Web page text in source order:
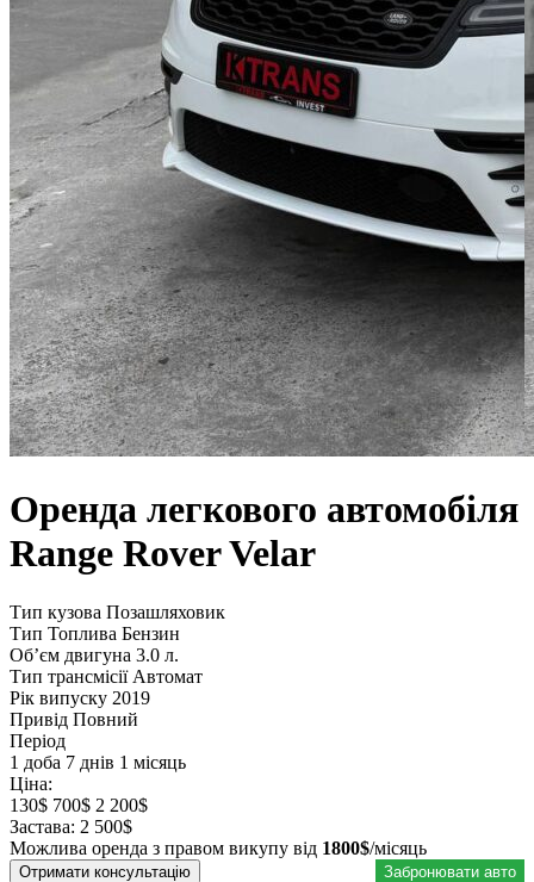
Оренда легкового автомобіля
Range Rover Velar
Тип кузова Позашляховик
Тип Топлива Бензин
Обʼєм двигуна 3.0 л.
Тип трансмісії Автомат
Рік випуску 2019
Привід Повний
Період
1 доба 7 днів 1 місяць
Ціна:
130$ 700$ 2 200$
Застава: 2 500$
Можлива оренда з правом викупу від 1800$/місяць
Отримати консультацію Забронювати авто